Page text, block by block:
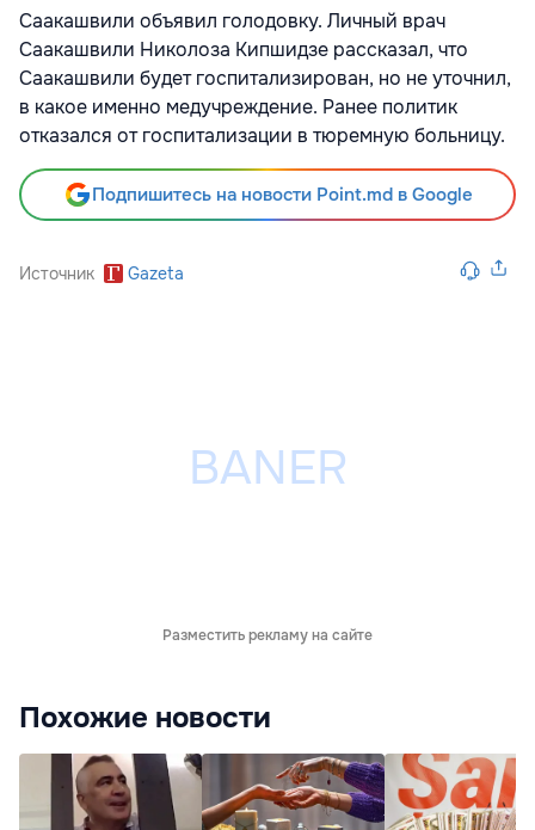
Саакашвили объявил голодовку. Личный врач
Саакашвили Николоза Кипшидзе рассказал, что
Саакашвили будет госпитализирован, но не уточнил,
в какое именно медучреждение. Ранее политик
отказался от госпитализации в тюремную больницу.
Подпишитесь на новости Point.md в Google
Источник Gazeta
Разместить рекламу на сайте
Похожие новости